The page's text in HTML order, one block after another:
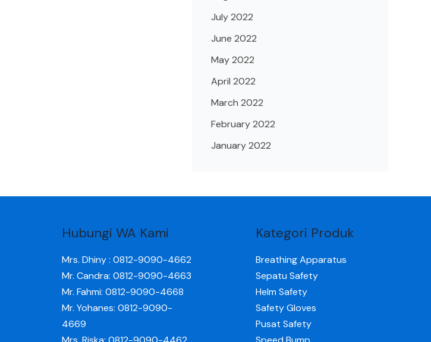
July 2022
June 2022
May 2022
April 2022
March 2022
February 2022
January 2022
Hubungi WA Kami
Mrs. Dhiny : 0812-9090-4662
Mr. Candra: 0812-9090-4663
Mr. Fahmi: 0812-9090-4668
Mr. Yohanes: 0812-9090-
4669
Kategori Produk
Breathing Apparatus
Sepatu Safety
Helm Safety
Safety Gloves
Pusat Safety